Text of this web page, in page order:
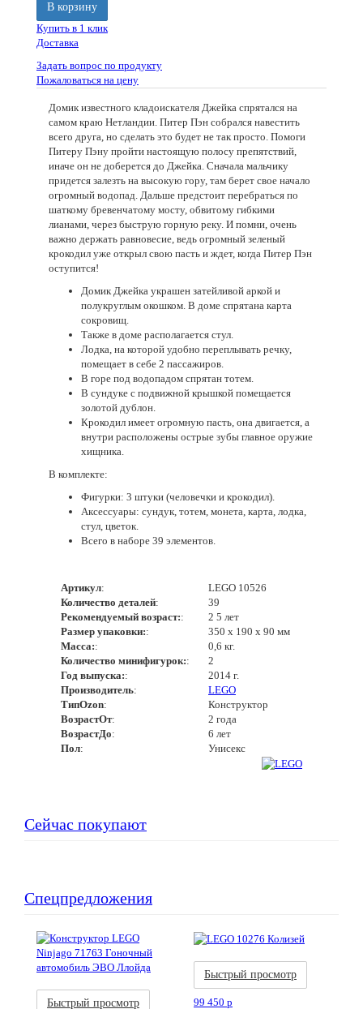
В корзину
Купить в 1 клик
Доставка
Задать вопрос по продукту
Пожаловаться на цену
Домик известного кладоискателя Джейка спрятался на
самом краю Нетландии. Питер Пэн собрался навестить
всего друга, но сделать это будет не так просто. Помоги
Питеру Пэну пройти настоящую полосу препятствий,
иначе он не доберется до Джейка. Сначала мальчику
придется залезть на высокую гору, там берет свое начало
огромный водопад. Дальше предстоит перебраться по
шаткому бревенчатому мосту, обвитому гибкими
лианами, через быструю горную реку. И помни, очень
важно держать равновесие, ведь огромный зеленый
крокодил уже открыл свою пасть и ждет, когда Питер Пэн
оступится!
Домик Джейка украшен затейливой аркой и
полукруглым окошком. В доме спрятана карта
сокровищ.
Также в доме располагается стул.
Лодка, на которой удобно переплывать речку,
помещает в себе 2 пассажиров.
В горе под водопадом спрятан тотем.
В сундуке с подвижной крышкой помещается
золотой дублон.
Крокодил имеет огромную пасть, она двигается, а
внутри расположены острые зубы главное оружие
хищника.
В комплекте:
Фигурки: 3 штуки (человечки и крокодил).
Аксессуары: сундук, тотем, монета, карта, лодка,
стул, цветок.
Всего в наборе 39 элементов.
Артикул:
LEGO 10526
Количество деталей:
39
Рекомендуемый возраст::
2 5 лет
Размер упаковки::
350 х 190 х 90 мм
Масса::
0,6 кг.
Количество минифигурок::
2
Год выпуска::
2014 г.
Производитель:
LEGO
ТипOzon:
Конструктор
ВозрастОт:
2 года
ВозрастДо:
6 лет
Пол: Унисекс
Сейчас покупают
Спецпредложения
Быстрый просмотр
Быстрый просмотр
99 450 p